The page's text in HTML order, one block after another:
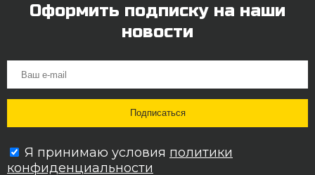
Оформить подписку на наши
новости
Я принимаю условия политики
конфиденциальности